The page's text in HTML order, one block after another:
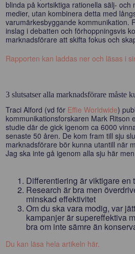
blinda på kortsiktiga rationella sälj- och
medier, utan kombinera detta med
varumärkesbyggande kommunikation.
inslag i debatten och förhoppningsvis
marknadsförare att skifta fokus och
Rapporten kan laddas ner och läsas i
3 slutsatser alla marknadsförare måste
Traci Alford (vd för Effie Worldwide)
kommunikationsforskaren Mark Ritson
studie där de gick igenom ca 6000
senaste 50 åren. De kom fram till sju
marknadsförare bör kunna utantill när
Jag ska inte gå igenom alla sju här
Differentiering är viktigare en
Research är bra men
minskad effektivitet
Om du ska vara modig, var
kampanjer är supereffektiva
bra om inte sämre än
Du kan läsa hela artikeln här.